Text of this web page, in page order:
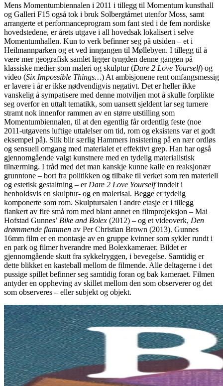
Mens Momentumbiennalen i 2011 i tillegg til Momentum kunsthall
og Galleri F15 også tok i bruk Solbergtårnet utenfor Moss, samt
arrangerte et performanceprogram som fant sted i de fem nordiske
hovedstedene, er årets utgave i all hovedsak lokalisert i selve
Momentumhallen. Kun to verk befinner seg på utsiden – et i
Heilmannparken og et ved inngangen til Møllebyen. I tillegg til å
være mer geografisk samlet ligger tyngden denne gangen på
klassiske medier som maleri og skulptur (Dare 2 Love Yourself) og
video (Six Impossible Things…) At ambisjonene rent omfangsmessig
er lavere i år er ikke nødvendigvis negativt. Det er heller ikke
vanskelig å sympatisere med denne motviljen mot å skulle forplikte
seg overfor en uttalt tematikk, som uansett sjeldent lar seg turnere
stramt nok innenfor rammen av en større utstilling som
Momentumbiennalen, til at den egentlig får ordentlig feste (noe
2011-utgavens luftige uttalelser om tid, rom og eksistens var et godt
eksempel på). Slik blir særlig Hammers insistering på en nær ordløs
og sensuell omgang med materialet et effektivt grep. Han har også
gjennomgående valgt kunstnere med en tydelig materialistisk
tilnærming. I tråd med det man kanskje kunne kalle en reaksjonær
grunntone – bort fra politikken og tilbake til verket som ren materiell
og estetisk gestaltning – erDare 2 Love Yourselfinndelt i
henholdsvis en skulptur- og en malerisal. Begge er tydelig
komponerte som rom. Skulptursalen i andre etasje er i tillegg
flankert av fire små rom med blant annet en filmprojeksjon – Mai
Hofstad Gunnes’ Bike and Bolex (2012) – og et videoverk, Den
drømmende flammen av Per Christian Brown (2013). Gunnes
16mm film er en montasje av en gruppe kvinner som sykler rundt i
en park og filmer hverandre med Bolexkameraer. Bildet er
gjennomgående skutt fra sykkelryggen, i bevegelse. Samtidig er
dette blikket en kasteball mellom de filmende. Alle deltagerne i det
pussige spillet befinner seg samtidig foran og bak kameraet. Filmen
antyder en oppheving av skillet mellom den som observerer og det
som observeres – eller subjekt og objekt.